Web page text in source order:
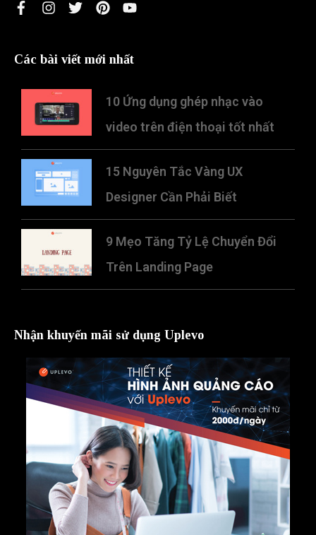
Các bài viết mới nhất
10 Ứng dụng ghép nhạc vào
video trên điện thoại tốt nhất
15 Nguyên Tắc Vàng UX
Designer Cần Phải Biết
9 Mẹo Tăng Tỷ Lệ Chuyển Đổi
Trên Landing Page
Nhận khuyến mãi sử dụng Uplevo